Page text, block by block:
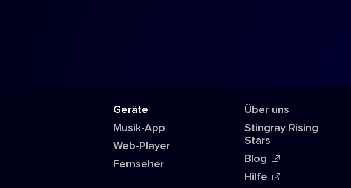
Geräte
Musik-App
Web-Player
Fernseher
Über uns
Stingray Rising
Stars
Blog
Hilfe